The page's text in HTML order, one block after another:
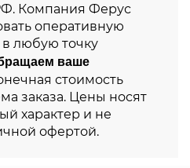
Компания Ферус
оперативную
в любую точку
ваше
стоимость
заказа. Цены носят
характер и не
офертой.